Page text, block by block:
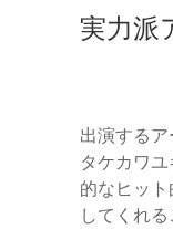
実力派
出演する
タケカワ
的なヒッ
してくれる